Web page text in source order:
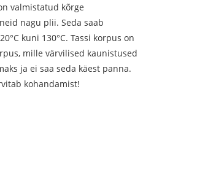
valmistatud kõrge
nagu plii. Seda saab
kuni 130°C. Tassi korpus on
mille värvilised kaunistused
ja ei saa seda käest panna.
kohandamist!